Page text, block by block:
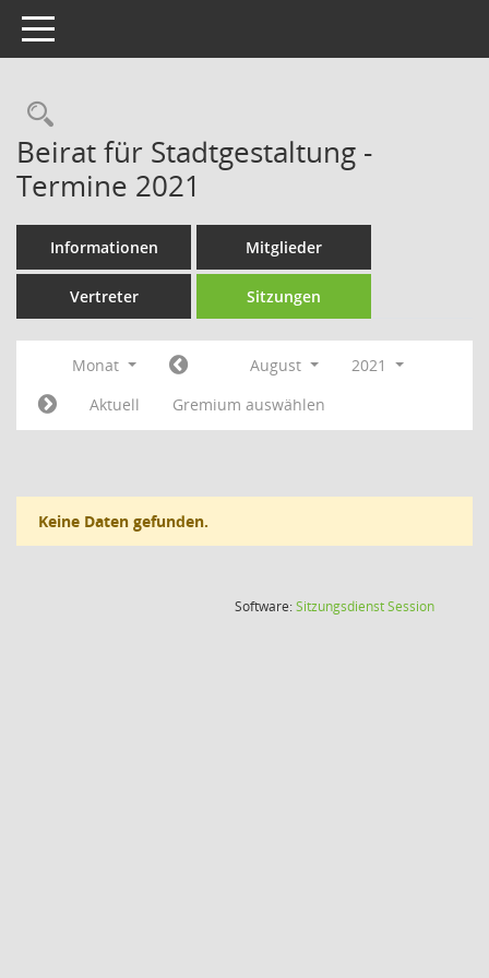
Toggle navigation
Rechercheauswahl
Beirat für Stadtgestaltung -
Termine 2021
Informationen Mitglieder
Vertreter Sitzungen
Monat August
2021
Aktuell
Gremium auswählen
Keine Daten gefunden.
Software:SitzungsdienstSession(Wird in